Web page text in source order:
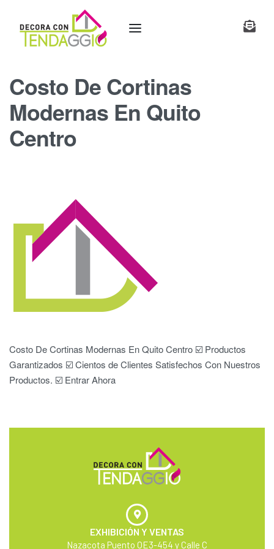
Costo De Cortinas
Modernas En Quito
Centro
Costo De Cortinas Modernas En Quito Centro ☑️ Productos
Garantizados ☑️ Cientos de Clientes Satisfechos Con Nuestros
Productos. ☑️ Entrar Ahora
EXHIBICIÓN Y VENTAS
Nazacota Puento OE3-454 y Calle C